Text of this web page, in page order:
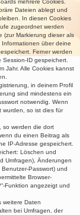
mehrere Cookies.
Dateien ablegt und
In diesen Cookies
zugeordnet werden
(zur Markierung dieser als
über deine
Ferner werden
ID gespeichert.
Jahr. Alle Cookies kannst
in deinem Profil
sind mindestens ein
notwendig. Wenn
wurden, so ist dies für
so werden die dort
du einen Beitrag als
IP-Adresse gespeichert.
Löschen und
Umfragen), Änderungen
Passwort) und
Browser-
Funktion angezeigt und
weitere Daten
bei Umfragen, der